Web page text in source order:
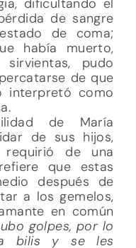
dificultando el
de sangre
de coma;
había muerto,
pudo
de que
interpretó como
de María
de sus hijos,
de una
que estas
después de
a los gemelos,
en común
golpes, por lo
bilis y se les